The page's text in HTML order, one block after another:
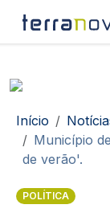
Passar para o
Início
Município
de verão'.
POLÍTICA